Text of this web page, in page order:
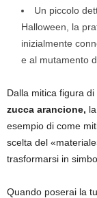
Un piccolo
Halloween, la
inizialmente
e al mutamento
Dalla mitica figura di
zucca arancione,
esempio di come
scelta del
trasformarsi in
Quando poserai la